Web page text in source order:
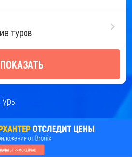
туров
ПОКАЗАТЬ
Туры